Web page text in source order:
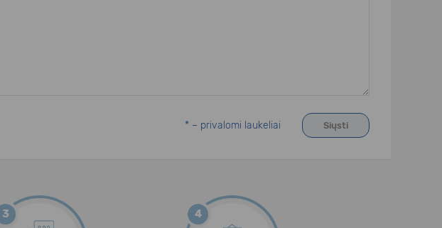
* – privalomi laukeliai
3 4